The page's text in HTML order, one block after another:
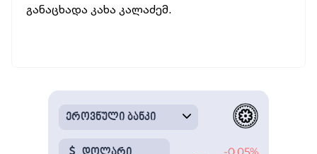
განაცხადა კახა კალაძემ.